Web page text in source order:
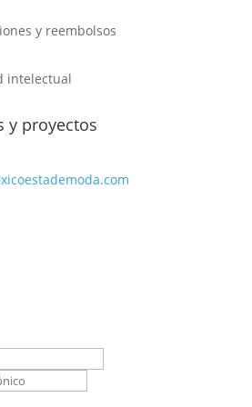
y reembolsos
intelectual
y proyectos